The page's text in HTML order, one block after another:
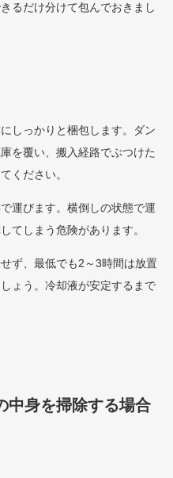
るだけ分けて包んでおきまし
しっかりと梱包します。ダン
を覆い、搬入経路でぶつけた
ください。
運びます。横倒しの状態で運
てしまう危険があります。
ず、最低でも2～3時間は放置
ょう。冷却液が安定するまで
中身を掃除する場合